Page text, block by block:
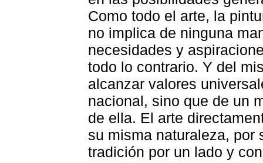
Como todo el arte, la
no implica de ninguna
necesidades y
todo lo contrario. Y del
alcanzar valores
nacional, sino que de un
de ella. El arte
su misma naturaleza, por
tradición por un lado y